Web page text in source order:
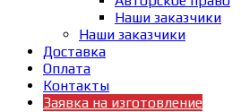
Наши заказчики
Наши заказчики
Доставка
Оплата
Контакты
Заявка на изготовление